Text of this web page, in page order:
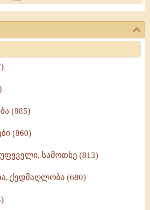
(885)
(860)
სამოთხე (813)
ქედმაღლობა (680)